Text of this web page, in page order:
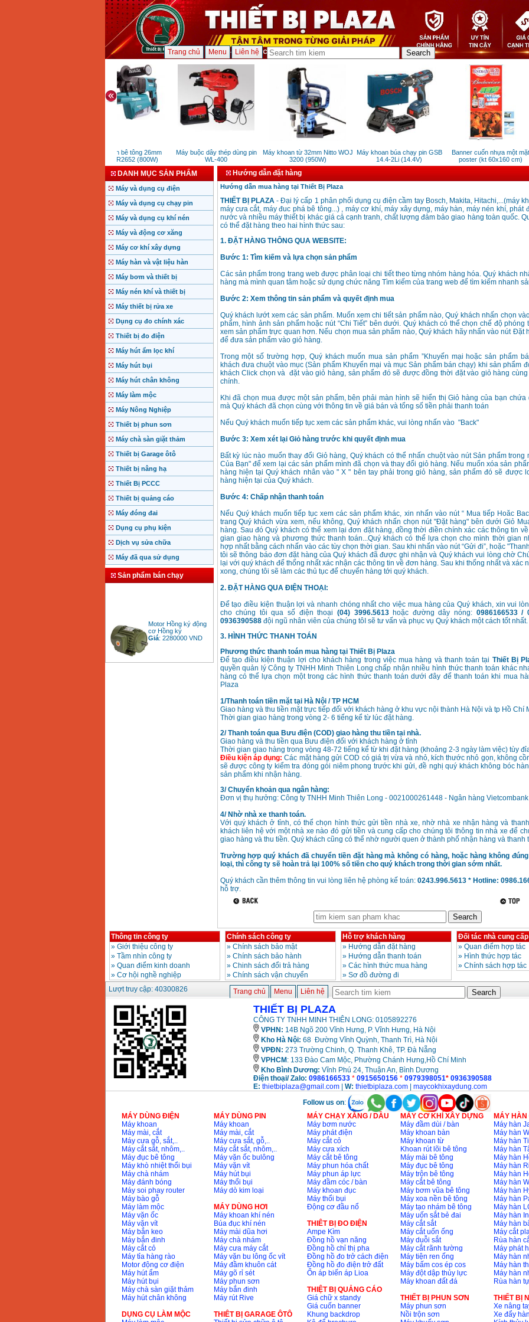
Trang chủ Menu Liên hệ
Máy khoan bê tông 26mm
Makita HR2652 (800W)
Máy buộc dây thép dùng pin
WL-400
Máy khoan từ 32mm Nitto WOJ
3200 (950W)
Máy khoan búa chạy pin GSB
14.4-2Li (14.4V)
Banner cuốn nhựa một mặt
poster (kt 60x160 cm)
DANH MỤC SẢN PHẨM
Máy và dụng cụ điện
Máy và dụng cụ chạy pin
Máy và dụng cụ khí nén
Máy và động cơ xăng
Máy cơ khí xây dựng
Máy hàn và vật liệu hàn
Máy bơm và thiết bị
Máy nén khí và thiết bị
Máy thiết bị rửa xe
Dụng cụ đo chính xác
Thiết bị đo điện
Máy hút ẩm lọc khí
Máy hút bụi
Máy hút chân không
Máy làm mộc
Máy Nông Nghiệp
Thiết bị phun sơn
Máy chà sàn giặt thảm
Thiết bị Garage ôtô
Thiết bị nâng hạ
Thiết Bị PCCC
Thiết bị quảng cáo
Máy đóng đai
Dụng cụ phụ kiện
Dịch vụ sửa chữa
Máy đã qua sử dụng
Sản phẩm bán chạy
Motor Hồng ký động
cơ Hồng ký
Giá:2280000 VND
Giá:2200000
Máy khoan Bosch
GSB 16RE (750W)
Giá:1850000VND
Động cơ xăng Honda
GX160 (5.5HP)
Giá:7200000
Máy mài 100mm
Giá:1296000VND
Hướng dẫn đặt hàng
Hướng dẫn mua hàng tại Thiết Bị Plaza
THIẾT BỊ PLAZA- Đại lý cấp 1 phân phối dụng cụ điện cầm tay Bosch, Makita, Hitachi,...(máy
máy cưa cắt, máy đuc phá bê tông...) , máy cơ khí, máy xây dựng, máy hàn, máy nén khí, phát
nước và nhiều máy thiết bị khác giá cả cạnh tranh, chất lượng đảm bảo giao hàng toàn quốc.
có thể đặt hàng theo hai hình thức sau:
1. ĐẶT HÀNG THÔNG QUA WEBSITE:
Bước 1: Tìm kiếm và lựa chọn sản phẩm
Các sản phẩm trong trang web được phân loại chi tiết theo từng nhóm hàng hóa. Quý khách
hàng mà mình quan tâm hoặc sử dụng chức năng Tìm kiếm của trang web để tìm kiếm nhanh
Bước 2: Xem thông tin sản phẩm và quyết định mua
Quý khách lướt xem các sản phẩm. Muốn xem chi tiết sản phẩm nào, Quý khách nhấn chọn
phẩm, hình ảnh sản phẩm hoặc nút “Chi Tiết” bên dưới. Quý khách có thể chọn chế độ phóng
xem sản phẩm trực quan hơn. Nếu chọn mua sản phẩm nào, Quý khách hãy nhấn vào nút Đặt
để đưa sản phẩm vào giỏ hàng.
Trong một số trường hợp, Quý khách muốn mua sản phẩm ”Khuyến mại hoặc sản phẩm
khách đưa chuột vào mục (Sản phẩm Khuyến mại và mục Sản phẩm bán chạy) khi sản phẩm
khách Click chọn và đặt vào giỏ hàng, sản phẩm đó sẽ được đồng thời đặt vào giỏ hàng
chính.
Khi đã chọn mua được một sản phẩm, bên phải màn hình sẽ hiển thị Giỏ hàng của bạn chứa
mà Quý khách đã chọn cùng với thông tin về giá bán và tổng số tiền phải thanh toán
Nếu Quý khách muốn tiếp tục xem các sản phẩm khác, vui lòng nhấn vào "Back"
Bước 3: Xem xét lại Giỏ hàng trước khi quyết định mua
Bất kỳ lúc nào muốn thay đổi Giỏ hàng, Quý khách có thể nhấn chuột vào nút Sản phẩm trong
Của Bạn" để xem lại các sản phẩm mình đã chọn và thay đổi giỏ hàng. Nếu muốn xóa sản
hàng hiện tại Quý khách nhân vào " X " bên tay phải trong giỏ hàng, sản phẩm đó sẽ được
hàng hiện tại của Quý khách.
Bước 4: Chấp nhận thanh toán
Nếu Quý khách muốn tiếp tục xem các sản phẩm khác, xin nhấn vào nút “ Mua tiếp Hoăc
trang Quý khách vừa xem, nếu không, Quý khách nhấn chọn nút "Đặt hàng" bên dưới Giỏ
hàng. Sau đó Quý khách có thể xem lại đơn đặt hàng, đồng thời điền chính xác các thông tin
gian giao hàng và phương thức thanh toán...Quý khách có thể lựa chọn cho mình thời gian
hợp nhất bằng cách nhấn vào các tùy chọn thời gian. Sau khi nhấn vào nút “Gửi đi”, hoặc
tôi sẽ thông báo đơn đặt hàng của Quý khách đã được ghi nhận và Quý khách vui lòng chờ
lại với quý khách để thống nhất xác nhận các thông tin về đơn hàng. Sau khi thống nhất và xác
xong, chúng tôi sẽ làm các thủ tục để chuyển hàng tới quý khách.
2. ĐẶT HÀNG QUA ĐIỆN THOẠI:
Để tạo điều kiện thuận lợi và nhanh chóng nhất cho việc mua hàng của Quý khách, xin vui
cho chúng tôi qua số điện thoại (04) 3996.5613hoặc đường dây nóng: 0986166533 /
0936390588đội ngũ nhân viên của chúng tôI sẽ tư vấn và phục vụ Quý khách một cách tốt nhất.
3. HÌNH THỨC THANH TOÁN
Phương thức thanh toán mua hàng tại Thiết Bị Plaza
Để tạo điều kiện thuận lợi cho khách hàng trong việc mua hàng và thanh toán tại Thiết Bị
quyền quản lý Công ty TNHH Minh Thiên Long chấp nhận nhiều hình thức thanh toán khác
hàng có thể lựa chọn một trong các hình thức thanh toán dưới đây để thanh toán khi mua
Plaza
1/Thanh toán tiền mặt tại Hà Nội / TP HCM
Giao hàng và thu tiền mặt trực tiếp đối với khách hàng ở khu vực nội thành Hà Nội và tp Hồ Chí
Thời gian giao hàng trong vòng 2- 6 tiếng kể từ lúc đặt hàng.
2/ Thanh toán qua Bưu điện (COD) giao hàng thu tiền tại nhà.
Giao hàng và thu tiền qua Bưu điện đối với khách hàng ở tỉnh
Thời gian giao hàng trong vòng 48-72 tiếng kể từ khi đặt hàng (khoảng 2-3 ngày làm việc) tùy
Điều kiện áp dụng: Các mặt hàng gửi COD có giá trị vừa và nhỏ, kích thước nhỏ gọn, không
sẽ được công ty kiểm tra đóng gói niêm phong trước khi gửi, đề nghị quý khách không bóc
sản phẩm khi nhận hàng.
3/ Chuyển khoản qua ngân hàng:
Đơn vị thụ hưởng: Công ty TNHH Minh Thiên Long - 0021000261448 - Ngân hàng
4/ Nhờ nhà xe thanh toán.
Với quý khách ở tỉnh, có thể chọn hình thức gửi tiền nhà xe, nhờ nhà xe nhận hàng và
khách liên hệ với một nhà xe nào đó gửi tiền và cung cấp cho chúng tôi thông tin nhà xe để
giao hàng và thu tiền. Quý khách cũng có thể nhờ người quen ở thành phố nhận hàng và thanh
Trường hợp quý khách đã chuyển tiền đặt hàng mà không có hàng, hoặc hàng không
loại, thì công ty sẽ hoàn trả lại 100% số tiền cho quý khách trong thời gian sớm nhất.
Quý khách cần thêm thông tin vui lòng liên hệ phòng kế toán: 0243.996.5613 * Hotline:
hỗ trợ.
Thông tin công ty
» Giới thiệu công ty
» Tầm nhìn công ty
» Quan điểm kinh doanh
» Cơ hội nghề nghiệp
Chính sách công ty
» Chính sách bảo mật
» Chính sách bảo hành
» Chinh sách đổi trả hàng
» Chính sách vận chuyển
Hỗ trợ khách hàng
» Hướng dẫn đặt hàng
» Hướng dẫn thanh toán
» Các hình thức mua hàng
» Sơ đồ đường đi
Đối tác nhà cung cấp
» Quan điểm hợp tác
» Hình thức hợp tác
» Chính sách hợp tác
Lượt truy cập: 40300826 Trang chủ Menu Liên hệ
THIẾT BỊ PLAZA
CÔNG TY TNHH MINH THIÊN LONG: 0105892276
VPHN: 14B Ngõ 200 Vĩnh Hưng, P. Vĩnh Hưng, Hà Nội
Kho Hà Nội: 68 Đường Vĩnh Quỳnh, Thanh Trì, Hà Nội
VPĐN: 273 Trường Chinh, Q. Thanh Khê, TP. Đà Nẵng
VPHCM : 133 Đào Cam Mộc, Phường Chánh Hưng,Hồ Chí Minh
Kho Bình Dương: Vĩnh Phú 24, Thuận An, Bình Dương
Điện thoại/ Zalo: 0986166533 * 0915650156* 0979398051* 0936390588
E: thietbiplaza@gmail.com| W: thietbiplaza.com| maycokhixaydung.com
Follow us on:
MÁY DÙNG ĐIỆN
Máy khoan
Máy mài, cắt
Máy cưa gỗ, sắt,..
Máy cắt sắt, nhôm,..
Máy đục bê tông
Máy khò nhiệt thổi bụi
Máy chà nhám
Máy đánh bóng
Máy soi phay router
Máy bào gỗ
Máy làm mộc
Máy vặn ốc
Máy vặn vít
Máy bắn keo
Máy bắn đinh
Máy cắt cỏ
Máy tỉa hàng rào
Motor động cơ điện
Máy hút ẩm
Máy hút bụi
Máy chà sàn giặt thảm
Máy hút chân không
DỤNG CỤ LÀM MỘC
MÁY DÙNG PIN
Máy khoan
Máy mài, cắt
Máy cưa sắt, gỗ,..
Máy cắt sắt, nhôm,..
Máy vặn ốc bulông
Máy vặn vít
Máy hút bụi
Máy thổi bụi
Máy dò kim loại
MÁY DÙNG HƠI
Máy khoan khí nén
Búa đục khí nén
Máy mài dũa hơi
Máy chà nhám
Máy cưa máy cắt
Máy vặn bu lông ốc vít
Máy đầm khuôn cát
Máy gõ rỉ sét
Máy phun sơn
Máy bắn đinh
Máy rút Rive
THIÊT BỊ GARAGE ÔTÔ
MÁY CHẠY XĂNG / DẦU
Máy bơm nước
Máy phát điện
Máy cắt cỏ
Máy cưa xích
Máy cắt bê tông
Máy phun hóa chất
Máy phun áp lực
Máy đầm cóc / bàn
Máy khoan đục
Máy thổi bụi
Động cơ đầu nổ
THIÊT BỊ ĐO ĐIỆN
Ampe Kìm
Đồng hồ vạn năng
Đồng hồ chỉ thị pha
Đồng hồ đo trở cách điện
Đồng hồ đo điện trở đất
Ổn áp biến áp Lioa
THIỆT BỊ QUẢNG CÁO
Giá chữ x standy
Giá cuốn banner
Khung backdrop
MÁY CƠ KHÍ XÂY DỰNG
Máy đầm dùi / bàn
Máy khoan bàn
Máy khoan từ
Khoan rút lõi bê tông
Máy mài bê tông
Máy đục bê tông
Máy trộn bê tông
Máy cắt bê tông
Máy bơm vũa bê tông
Máy xoa nền bê tông
Máy tạo nhám bê tông
Máy uốn sắt bẻ đai
Máy cắt sắt
Máy cắt uốn ống
Máy duỗi sắt
Máy cắt rãnh tường
Máy tiện ren ống
Máy bấm cos ép cos
Máy đột dập thủy lực
Máy khoan đất đá
THIẾT BỊ PHUN SƠN
Máy phun sơn
Nồi trộn sơn
MÁY HÀN
Máy hàn
Máy hàn
Máy hàn
Máy hàn
Máy hàn
Máy hàn
Máy hàn
Máy hàn
Máy hàn
Máy hàn
Máy hàn
Máy hàn
Máy hàn
Máy cắt
Rùa hàn
Máy phát
Máy hàn
Máy hàn
Máy hàn
Rùa hàn
THIẾT BỊ
Xe nâng
Xe đẩy